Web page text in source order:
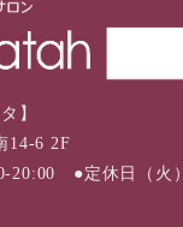
】
14-6 2F
20:00 ●定休日（火）